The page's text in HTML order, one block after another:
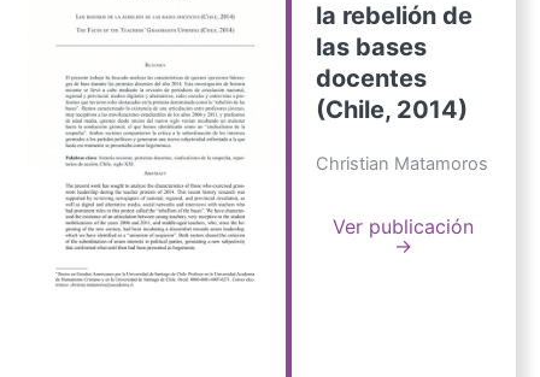
la rebelión de
las bases
docentes
(Chile, 2014)
Christian Matamoros
Ver publicación
→